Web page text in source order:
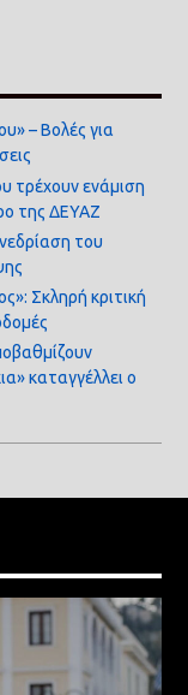
– Βολές για
τρέχουν ενάμιση
της ΔΕΥΑΖ
του
Σκληρή κριτική
καταγγέλλει ο